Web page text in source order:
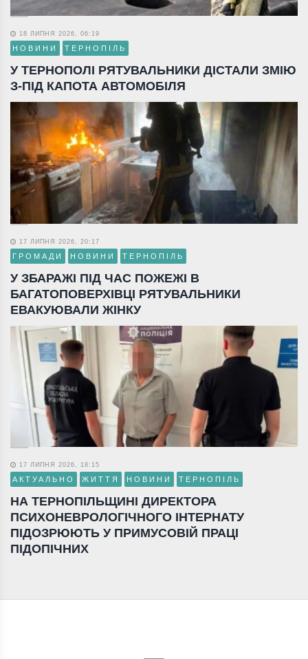
18 ЛИПНЯ 2026, 06:19
НОВИНИ ТЕРНОПІЛЬ
У ТЕРНОПОЛІ РЯТУВАЛЬНИКИ ДІСТАЛИ ЗМІЮ
З-ПІД КАПОТА АВТОМОБІЛЯ
17 ЛИПНЯ 2026, 20:17
ГРОМАДИ НОВИНИ ТЕРНОПІЛЬ
У ЗБАРАЖІ ПІД ЧАС ПОЖЕЖІ В
БАГАТОПОВЕРХІВЦІ РЯТУВАЛЬНИКИ
ЕВАКУЮВАЛИ ЖІНКУ
17 ЛИПНЯ 2026, 18:15
АКТУАЛЬНО ЖИТТЯ НОВИНИ ТЕРНОПІЛЬ
НА ТЕРНОПІЛЬЩИНІ ДИРЕКТОРА
ПСИХОНЕВРОЛОГІЧНОГО ІНТЕРНАТУ
ПІДОЗРЮЮТЬ У ПРИМУСОВІЙ ПРАЦІ
ПІДОПІЧНИХ